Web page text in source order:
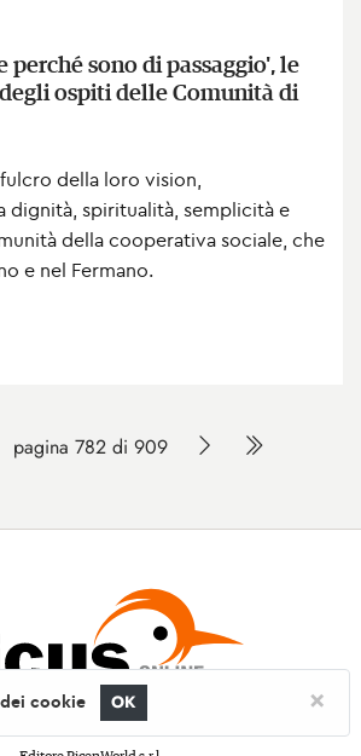
perché sono di passaggio', le
ospiti delle Comunità di
della loro vision,
dignità, spiritualità, semplicità e
della cooperativa sociale, che
e nel Fermano.
pagina 782 di 909
cookie OK ×